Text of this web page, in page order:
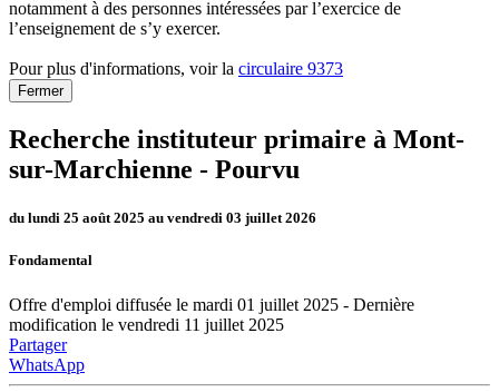
notamment à des personnes intéressées par l’exercice de
l’enseignement de s’y exercer.
Pour plus d'informations, voir la circulaire 9373
Fermer
Recherche instituteur primaire à Mont-
sur-Marchienne - Pourvu
du lundi 25 août 2025 au vendredi 03 juillet 2026
Fondamental
Offre d'emploi diffusée le mardi 01 juillet 2025 - Dernière
modification le vendredi 11 juillet 2025
Partager
WhatsApp